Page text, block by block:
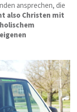
ansprechen, die
also Christen mit